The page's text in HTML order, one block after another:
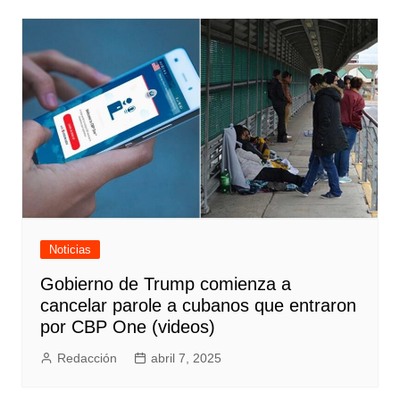
entradas
Noticias
Gobierno de Trump comienza a
cancelar parole a cubanos que entraron
por CBP One (videos)
Redacción abril 7, 2025